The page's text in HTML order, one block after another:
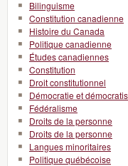
Bilinguisme
Constitution canadienne
Histoire du Canada
Politique canadienne
Études canadiennes
Constitution
Droit constitutionnel
Démocratie et
Fédéralisme
Droits de la personne
Droits de la personne
Langues minoritaires
Politique québécoise